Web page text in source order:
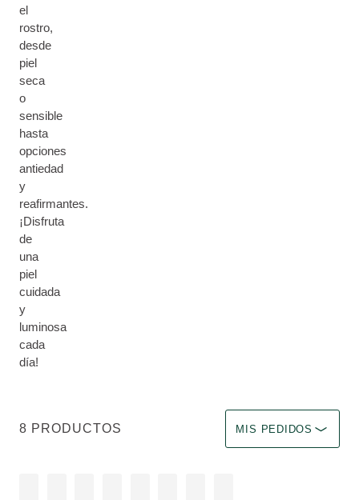
el
rostro,
desde
piel
seca
o
sensible
hasta
opciones
antiedad
y
reafirmantes.
¡Disfruta
de
una
piel
cuidada
y
luminosa
cada
día!
8 PRODUCTOS MIS PEDIDOS